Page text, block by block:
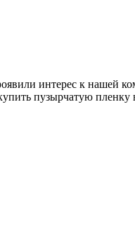
интерес к нашей
пузырчатую пленку